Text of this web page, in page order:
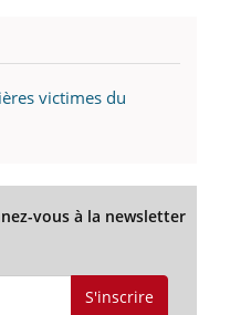
victimes du
vous à la newsletter
S'inscrire